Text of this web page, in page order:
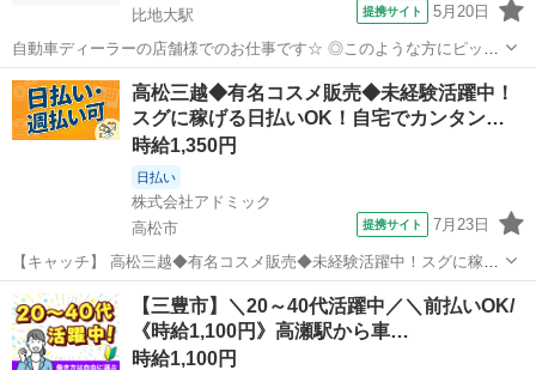
比地大駅
提携サイト 5月20日
自動車ディーラーの店舗様でのお仕事です☆ ◎このような方にピッタ
リ ■平日にお休みが欲しい方 ■未経験でスタートしたい方 ■高時給で
しっかり稼ぎたい方 ================ ＼作業内容のご紹介♪/
===...
香川 比地大駅 その他
高松三越◆有名コスメ販売◆未経験活躍中！
スグに稼げる日払いOK！自宅でカンタン…
時給1,350円
日払い
株式会社アドミック
高松市
提携サイト 7月23日
【キャッチ】 高松三越◆有名コスメ販売◆未経験活躍中！スグに稼げ
る日払いOK！自宅でカンタンWEB面談OK！ 【コメント】 「何度も
仕事を探すのは疲れる‥」そんなあなたに！ ★丁寧なサポート体制で
しっかりフォローします！...
香川 高松市 その他
【三豊市】＼20～40代活躍中／＼前払いOK/
《時給1,100円》高瀬駅から車…
時給1,100円